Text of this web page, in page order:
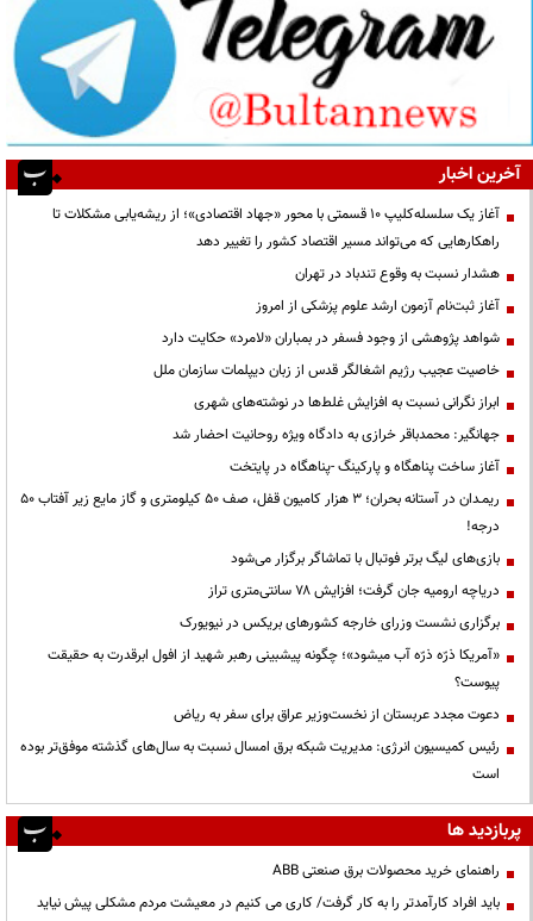
آخرین اخبار
آغاز یک سلسله‌کلیپ ۱۰ قسمتی با محور «جهاد اقتصادی»؛ از ریشه‌یابی مشکلات تا
راهکارهایی که می‌تواند مسیر اقتصاد کشور را تغییر دهد
هشدار نسبت به وقوع تندباد در تهران
آغاز ثبت‌نام آزمون ارشد علوم پزشکی از امروز
شواهد پژوهشی از وجود فسفر در بمباران «لامرد» حکایت دارد
خاصیت عجیب رژیم اشغالگر قدس از زبان دیپلمات سازمان ملل
ابراز نگرانی نسبت به افزایش غلط‌ها در نوشته‌های شهری
جهانگیر: محمدباقر خرازی به دادگاه ویژه روحانیت احضار شد
آغاز ساخت پناهگاه و پارکینگ -پناهگاه در پایتخت
ریمـدان در آستانه بحران؛ ۳ هزار کامیون قفل، صف ۵۰ کیلومتری و گاز مایع زیر آفتاب ۵۰
درجه!
بازی‌های لیگ برتر فوتبال با تماشاگر برگزار می‌شود
دریاچه ارومیه جان گرفت؛ افزایش ۷۸ سانتی‌متری تراز
برگزاری نشست وزرای خارجه کشورهای بریکس در نیویورک
«آمریکا ذرّه ذرّه آب میشود»؛ چگونه پیشبینی رهبر شهید از افول ابرقدرت به حقیقت
پیوست؟
دعوت مجدد عربستان از نخست‌وزیر عراق برای سفر به ریاض
رئیس کمیسیون انرژی: مدیریت شبکه برق امسال نسبت به سال‌های گذشته موفق‌تر بوده
است
پربازدید ها
راهنمای خرید محصولات برق صنعتی ABB
باید افراد کارآمدتر را به کار گرفت/ کاری می کنیم در معیشت مردم مشکلی پیش نیاید